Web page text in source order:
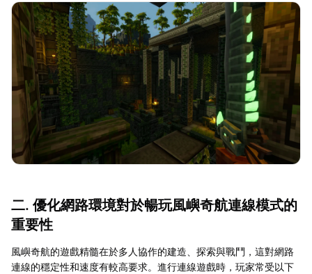
二. 優化網路環境對於暢玩風嶼奇航連線模式的
重要性
風嶼奇航的遊戲精髓在於多人協作的建造、探索與戰鬥，這對網路
連線的穩定性和速度有較高要求。進行連線遊戲時，玩家常受以下